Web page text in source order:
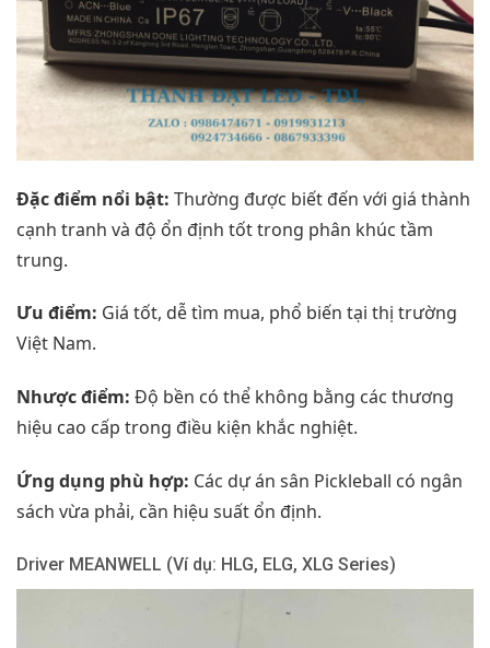
Đặc điểm nổi bật: Thường được biết đến với giá thành
cạnh tranh và độ ổn định tốt trong phân khúc tầm
trung.
Ưu điểm: Giá tốt, dễ tìm mua, phổ biến tại thị trường
Việt Nam.
Nhược điểm: Độ bền có thể không bằng các thương
hiệu cao cấp trong điều kiện khắc nghiệt.
Ứng dụng phù hợp: Các dự án sân Pickleball có ngân
sách vừa phải, cần hiệu suất ổn định.
Driver MEANWELL (Ví dụ: HLG, ELG, XLG Series)